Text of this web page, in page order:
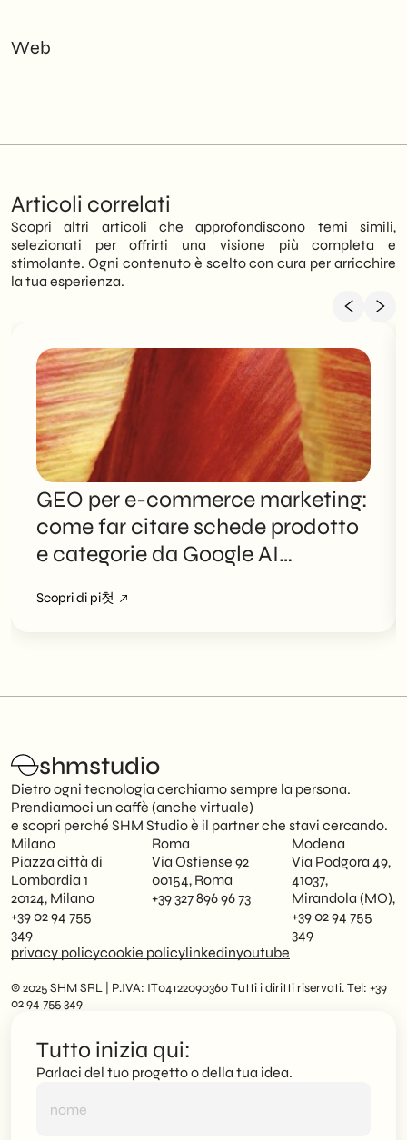
Web
Articoli correlati
Scopri altri articoli che approfondiscono temi simili,
selezionati per offrirti una visione più completa e
stimolante. Ogni contenuto è scelto con cura per arricchire
la tua esperienza.
GEO per e-commerce marketing:
come far citare schede prodotto
e categorie da Google AI
Scopri di pi첫
shmstudio
Dietro ogni tecnologia cerchiamo sempre la persona.
Prendiamoci un caffè (anche virtuale)
e scopri perché SHM Studio è il partner che stavi cercando.
Milano
Piazza città di
Lombardia 1
20124, Milano
+39 02 94 755
349
Roma
Via Ostiense 92
00154, Roma
+39 327 896 96 73
Modena
Via Podgora 49,
41037,
Mirandola (MO),
+39 02 94 755
349
privacy policycookie policylinkedinyoutube
© 2025 SHM SRL | P.IVA: IT04122090360 Tutti i diritti riservati. Tel: +39
02 94 755 349
Tutto inizia qui:
Parlaci del tuo progetto o della tua idea.